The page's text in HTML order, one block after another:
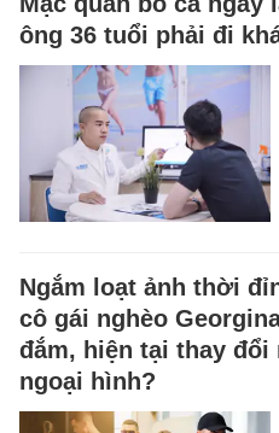
ông 36 tuổi phải đi
Ngắm loạt ảnh thời
cô gái nghèo
đắm, hiện tại thay
ngoại hình?